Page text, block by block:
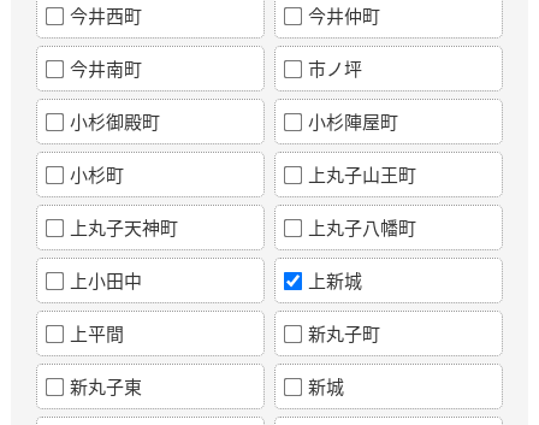
今井西町 今井仲町
今井南町 市ノ坪
小杉御殿町 小杉陣屋町
小杉町 上丸子山王町
上丸子天神町 上丸子八幡町
上小田中 上新城
上平間 新丸子町
新丸子東 新城